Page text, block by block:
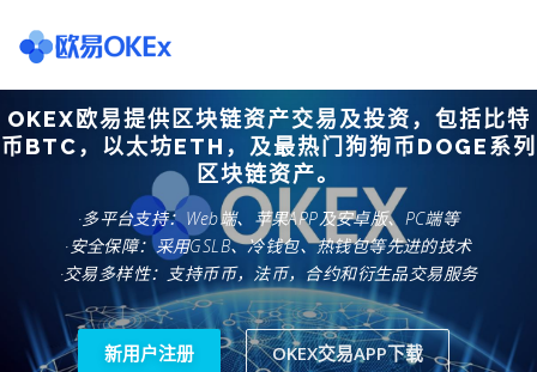
content
欧意交易所 关于欧意OKX 欧意APP下载 欧意注册网
欧意团队 欧意APP资讯 易欧APP下载
OKEX欧易提供区块链资产交易及投资，包括比特
币BTC，以太坊ETH，及最热门狗狗币DOGE系列
区块链资产。
·多平台支持：Web端、苹果APP及安卓版、PC端等
·安全保障：采用GSLB、冷钱包、热钱包等先进的技术
·交易多样性：支持币币，法币，合约和衍生品交易服务
新用户注册 OKEX交易APP下载